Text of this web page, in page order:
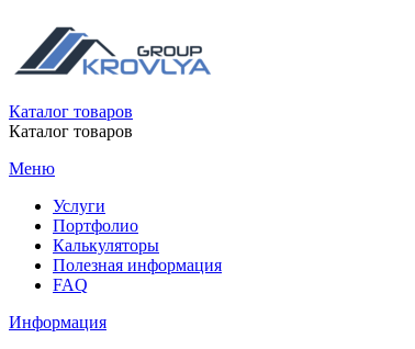
Каталог товаров
Каталог товаров
Меню
Услуги
Портфолио
Калькуляторы
Полезная информация
FAQ
Информация